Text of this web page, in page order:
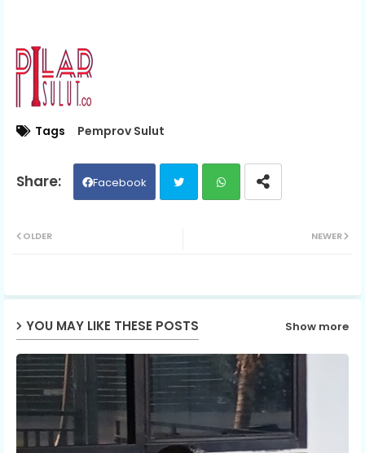
Tags Pemprov Sulut
Facebook
ap
NEWER
OLDER
YOU MAY LIKE THESE POSTS Show more